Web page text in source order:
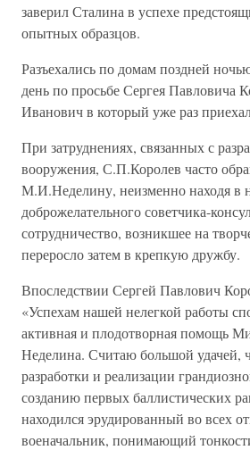
заверил Сталина в успехе
опытных образцов.
Разъехались по домам поздней
день по просьбе Сергея Павловича
Иванович в который уже раз
При затруднениях, связанных с
вооружения, С.П.Королев часто
М.И.Неделину, неизменно находя в
доброжелательного советчика-
сотрудничество, возникшее на
переросло затем в крепкую дружбу.
Впоследствии Сергей Павлович
«Успехам нашей нелегкой работы
активная и плодотворная помощь
Неделина. Считаю большой удачей,
разработки и реализации
созданию первых баллистических
находился эрудированный во всех
военачальник, понимающий